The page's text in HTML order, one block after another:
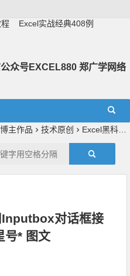
Excel实战经典408例
众号EXCEL880 郑广学网络
博主作品 技术原创 Excel黑科技 vba中用Inputbox对话框接受输入密码时显示为星号* 图文
对话框接
号* 图文